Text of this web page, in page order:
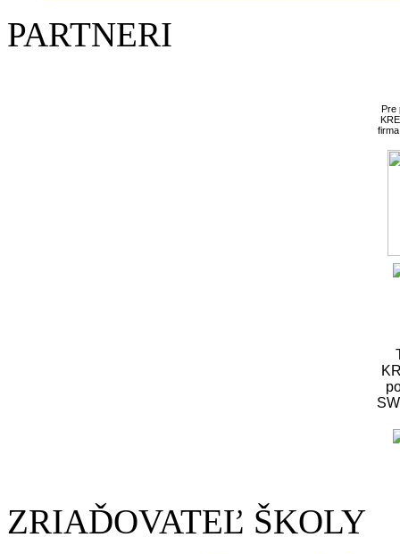
PARTNERI
Pre
ZRIAĎOVATEĽ ŠKOLY